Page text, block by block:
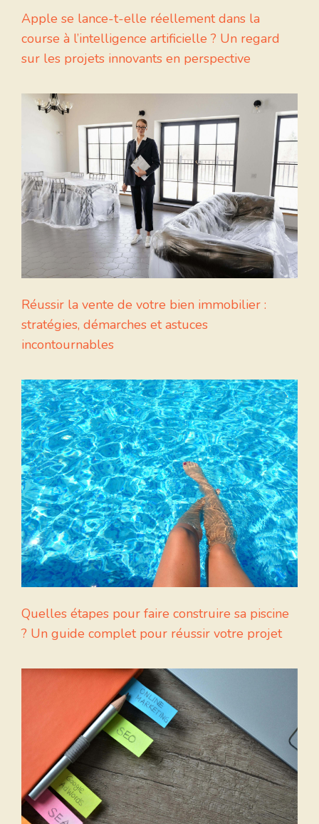
Apple se lance-t-elle réellement dans la
course à l’intelligence artificielle ? Un regard
sur les projets innovants en perspective
Réussir la vente de votre bien immobilier :
stratégies, démarches et astuces
incontournables
Quelles étapes pour faire construire sa piscine
? Un guide complet pour réussir votre projet